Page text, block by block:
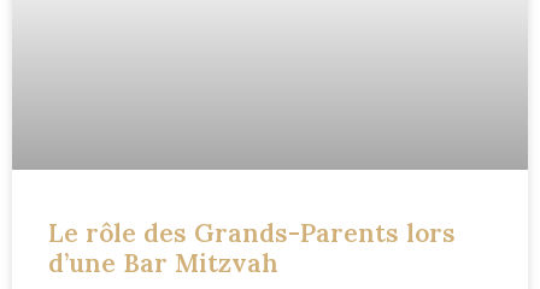
Le rôle des Grands-Parents lors
d’une Bar Mitzvah